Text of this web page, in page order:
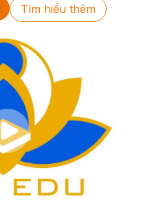
Tìm hiểu thêm